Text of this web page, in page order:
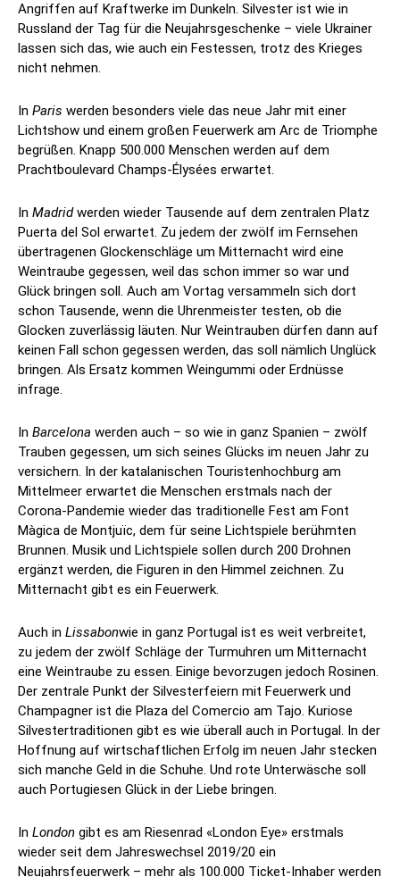
Angriffen auf Kraftwerke im Dunkeln. Silvester ist wie in
Russland der Tag für die Neujahrsgeschenke – viele Ukrainer
lassen sich das, wie auch ein Festessen, trotz des Krieges
nicht nehmen.
In Paris werden besonders viele das neue Jahr mit einer
Lichtshow und einem großen Feuerwerk am Arc de Triomphe
begrüßen. Knapp 500.000 Menschen werden auf dem
Prachtboulevard Champs-Élysées erwartet.
In Madridwerden wieder Tausende auf dem zentralen Platz
Puerta del Sol erwartet. Zu jedem der zwölf im Fernsehen
übertragenen Glockenschläge um Mitternacht wird eine
Weintraube gegessen, weil das schon immer so war und
Glück bringen soll. Auch am Vortag versammeln sich dort
schon Tausende, wenn die Uhrenmeister testen, ob die
Glocken zuverlässig läuten. Nur Weintrauben dürfen dann auf
keinen Fall schon gegessen werden, das soll nämlich Unglück
bringen. Als Ersatz kommen Weingummi oder Erdnüsse
infrage.
In Barcelona werden auch – so wie in ganz Spanien – zwölf
Trauben gegessen, um sich seines Glücks im neuen Jahr zu
versichern. In der katalanischen Touristenhochburg am
Mittelmeer erwartet die Menschen erstmals nach der
Corona-Pandemie wieder das traditionelle Fest am Font
Màgica de Montjuïc, dem für seine Lichtspiele berühmten
Brunnen. Musik und Lichtspiele sollen durch 200 Drohnen
ergänzt werden, die Figuren in den Himmel zeichnen. Zu
Mitternacht gibt es ein Feuerwerk.
Auch in Lissabonwie in ganz Portugal ist es weit verbreitet,
zu jedem der zwölf Schläge der Turmuhren um Mitternacht
eine Weintraube zu essen. Einige bevorzugen jedoch Rosinen.
Der zentrale Punkt der Silvesterfeiern mit Feuerwerk und
Champagner ist die Plaza del Comercio am Tajo. Kuriose
Silvestertraditionen gibt es wie überall auch in Portugal. In der
Hoffnung auf wirtschaftlichen Erfolg im neuen Jahr stecken
sich manche Geld in die Schuhe. Und rote Unterwäsche soll
auch Portugiesen Glück in der Liebe bringen.
In London gibt es am Riesenrad «London Eye» erstmals
wieder seit dem Jahreswechsel 2019/20 ein
Neujahrsfeuerwerk – mehr als 100.000 Ticket-Inhaber werden